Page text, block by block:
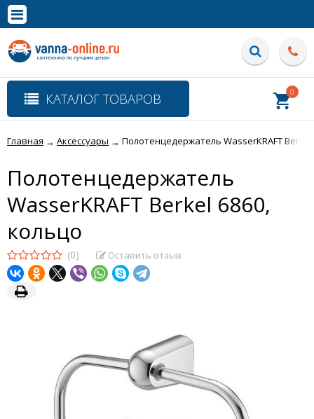
Полная версия сайта
КАТАЛОГ ТОВАРОВ 0
Главная → Аксессуары → Полотенцедержатель WasserKRAFT Berkel
Полотенцедержатель
WasserKRAFT Berkel 6860,
кольцо
(0) Оставить отзыв